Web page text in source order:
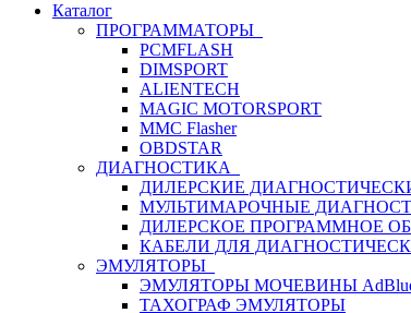
Каталог
ПРОГРАММАТОРЫ
PCMFLASH
DIMSPORT
ALIENTECH
MAGIC MOTORSPORT
MMC Flasher
OBDSTAR
ДИАГНОСТИКА
ДИЛЕРСКИЕ
МУЛЬТИМАРОЧНЫЕ
ДИЛЕРСКОЕ ПРОГРАММНОЕ
КАБЕЛИ ДЛЯ
ЭМУЛЯТОРЫ
ЭМУЛЯТОРЫ МОЧЕВИНЫ
ТАХОГРАФ ЭМУЛЯТОРЫ